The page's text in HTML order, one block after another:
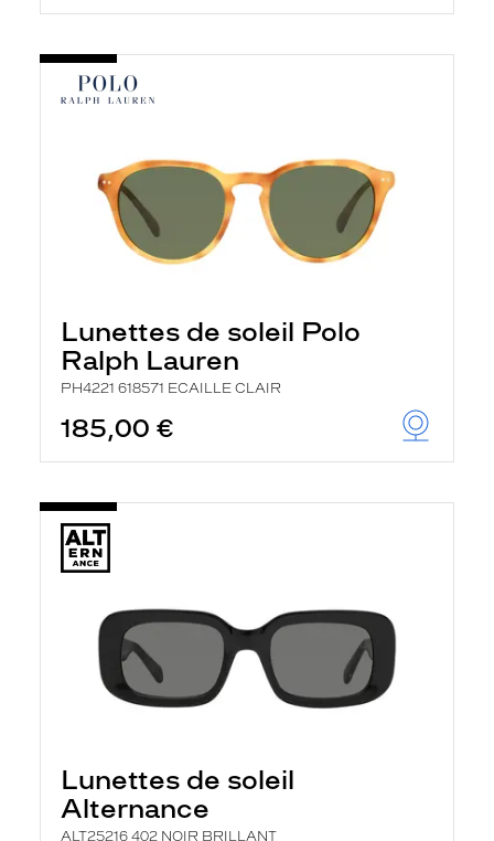
Lunettes de soleil Polo
Ralph Lauren
PH4221 618571 ECAILLE CLAIR
185,00 €
Lunettes de soleil
Alternance
ALT25216 402 NOIR BRILLANT